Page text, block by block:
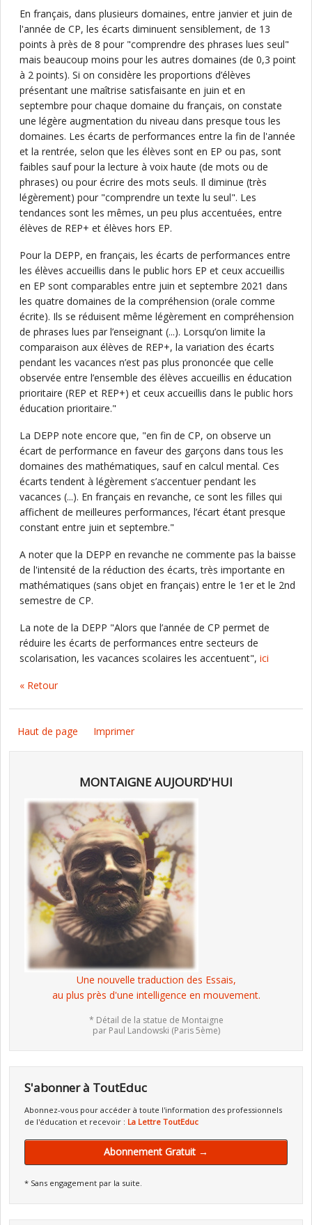
En français, dans plusieurs domaines, entre janvier et juin de
l'année de CP, les écarts diminuent sensiblement, de 13
points à près de 8 pour "comprendre des phrases lues seul"
mais beaucoup moins pour les autres domaines (de 0,3 point
à 2 points). Si on considère les proportions d’élèves
présentant une maîtrise satisfaisante en juin et en
septembre pour chaque domaine du français, on constate
une légère augmentation du niveau dans presque tous les
domaines. Les écarts de performances entre la fin de l'année
et la rentrée, selon que les élèves sont en EP ou pas, sont
faibles sauf pour la lecture à voix haute (de mots ou de
phrases) ou pour écrire des mots seuls. Il diminue (très
légèrement) pour "comprendre un texte lu seul". Les
tendances sont les mêmes, un peu plus accentuées, entre
élèves de REP+ et élèves hors EP.
Pour la DEPP, en français, les écarts de performances entre
les élèves accueillis dans le public hors EP et ceux accueillis
en EP sont comparables entre juin et septembre 2021 dans
les quatre domaines de la compréhension (orale comme
écrite). Ils se réduisent même légèrement en compréhension
de phrases lues par l’enseignant (...). Lorsqu’on limite la
comparaison aux élèves de REP+, la variation des écarts
pendant les vacances n’est pas plus prononcée que celle
observée entre l’ensemble des élèves accueillis en éducation
prioritaire (REP et REP+) et ceux accueillis dans le public hors
éducation prioritaire."
La DEPP note encore que, "en fin de CP, on observe un
écart de performance en faveur des garçons dans tous les
domaines des mathématiques, sauf en calcul mental. Ces
écarts tendent à légèrement s’accentuer pendant les
vacances (...). En français en revanche, ce sont les filles qui
affichent de meilleures performances, l’écart étant presque
constant entre juin et septembre."
A noter que la DEPP en revanche ne commente pas la baisse
de l'intensité de la réduction des écarts, très importante en
mathématiques (sans objet en français) entre le 1er et le 2nd
semestre de CP.
La note de la DEPP "Alors que l’année de CP permet de
réduire les écarts de performances entre secteurs de
scolarisation, les vacances scolaires les accentuent", ici
« Retour
Haut de page Imprimer
MONTAIGNE AUJOURD'HUI
Une nouvelle traduction des Essais,
au plus près d'une intelligence en mouvement.
* Détail de la statue de Montaigne
par Paul Landowski (Paris 5ème)
S'abonner à ToutEduc
Abonnez-vous pour accéder à toute l'information des professionnels
de l'éducation et recevoir : La Lettre ToutEduc
Abonnement Gratuit →
* Sans engagement par la suite.